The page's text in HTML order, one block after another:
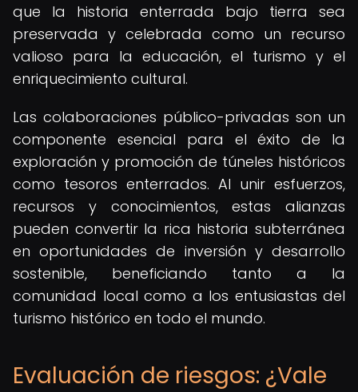
que la historia enterrada bajo tierra sea
preservada y celebrada como un recurso
valioso para la educación, el turismo y el
enriquecimiento cultural.
Las colaboraciones público-privadas son un
componente esencial para el éxito de la
exploración y promoción de túneles históricos
como tesoros enterrados. Al unir esfuerzos,
recursos y conocimientos, estas alianzas
pueden convertir la rica historia subterránea
en oportunidades de inversión y desarrollo
sostenible, beneficiando tanto a la
comunidad local como a los entusiastas del
turismo histórico en todo el mundo.
Evaluación de riesgos: ¿Vale